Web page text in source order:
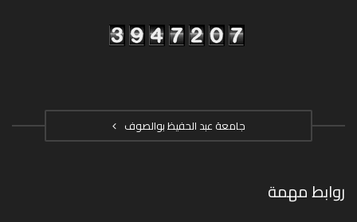
جامعة عبد الحفيظ بوالصوف
روابط مهمة